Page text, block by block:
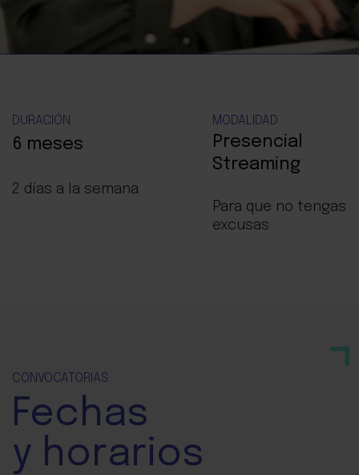
DURACIÓN
6 meses
2 días a la semana
MODALIDAD
Presencial
Streaming
Para que no tengas
excusas
CONVOCATORIAS
Fechas
y horarios